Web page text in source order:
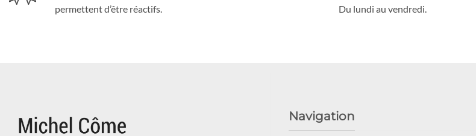
permettent d’être réactifs.
Du lundi au vendredi.
Navigation